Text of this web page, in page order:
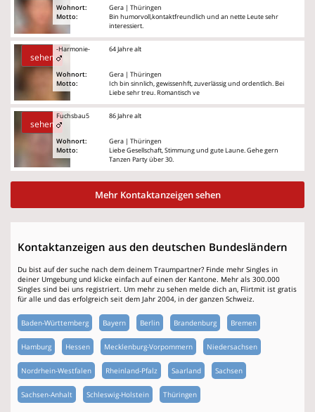
Wohnort:
Motto:
Gera | Thüringen
Bin humorvoll,kontaktfreundlich und an nette Leute sehr
interessiert.
sehen
-Harmonie-
Wohnort:
Motto:
64 Jahre alt
Gera | Thüringen
Ich bin sinnlich, gewissenhft, zuverlässig und ordentlich. Bei
Liebe sehr treu. Romantisch ve
sehen
Fuchsbau5
Wohnort:
Motto:
86 Jahre alt
Gera | Thüringen
Liebe Gesellschaft, Stimmung und gute Laune. Gehe gern
Tanzen Party über 30.
Mehr Kontaktanzeigen sehen
Kontaktanzeigen aus den deutschen Bundesländern
Du bist auf der suche nach dem deinem Traumpartner? Finde mehr Singles in
deiner Umgebung und klicke einfach auf einen der Kantone. Mehr als 300.000
Singles sind bei uns registriert. Um mehr zu sehen melde dich an, Flirtmit ist gratis
für alle und das erfolgreich seit dem Jahr 2004, in der ganzen Schweiz.
Baden-Württemberg Bayern Berlin Brandenburg Bremen
Hamburg Hessen Mecklenburg-Vorpommern Niedersachsen
Nordrhein-Westfalen Rheinland-Pfalz Saarland Sachsen
Sachsen-Anhalt Schleswig-Holstein Thüringen